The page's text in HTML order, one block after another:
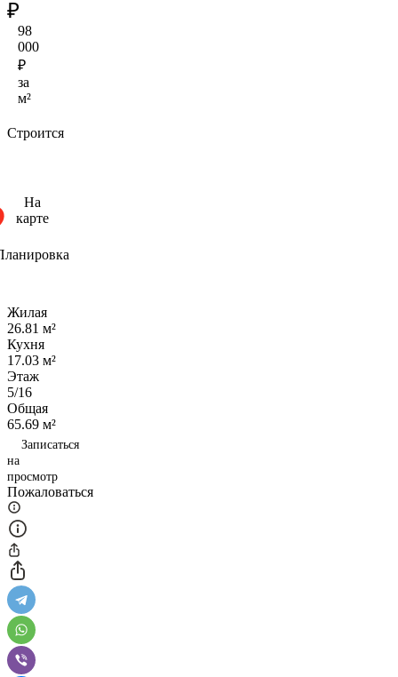
₽
98
000
₽
за
м²
Строится
На
карте
Жилая
26.81 м²
Кухня
17.03 м²
Этаж
5/16
Общая
65.69 м²
Записаться
на
просмотр
Пожаловаться